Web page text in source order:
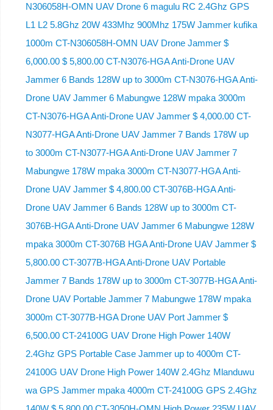
N306058H-OMN UAV Drone 6 magulu RC 2.4Ghz GPS
L1 L2 5.8Ghz 20W 433Mhz 900Mhz 175W Jammer kufika
1000m CT-N306058H-OMN UAV Drone Jammer $
6,000.00 $ 5,800.00 CT-N3076-HGA Anti-Drone UAV
Jammer 6 Bands 128W up to 3000m CT-N3076-HGA ​​Anti-
Drone UAV Jammer 6 Mabungwe 128W mpaka 3000m
CT-N3076-HGA ​​Anti-Drone UAV Jammer $ 4,000.00 CT-
N3077-HGA Anti-Drone UAV Jammer 7 Bands 178W up
to 3000m CT-N3077-HGA Anti-Drone UAV Jammer 7
Mabungwe 178W mpaka 3000m CT-N3077-HGA Anti-
Drone UAV Jammer $ 4,800.00 CT-3076B-HGA Anti-
Drone UAV Jammer 6 Bands 128W up to 3000m CT-
3076B-HGA Anti-Drone UAV Jammer 6 Mabungwe 128W
mpaka 3000m CT-3076B HGA Anti-Drone UAV Jammer $
5,800.00 CT-3077B-HGA Anti-Drone UAV Portable
Jammer 7 Bands 178W up to 3000m CT-3077B-HGA Anti-
Drone UAV Portable Jammer 7 Mabungwe 178W mpaka
3000m CT-3077B-HGA Drone UAV Port Jammer $
6,500.00 CT-24100G UAV Drone High Power 140W
2.4Ghz GPS Portable Case Jammer up to 4000m CT-
24100G UAV Drone High Power 140W 2.4Ghz Mlanduwu
wa GPS Jammer mpaka 4000m CT-24100G GPS 2.4Ghz